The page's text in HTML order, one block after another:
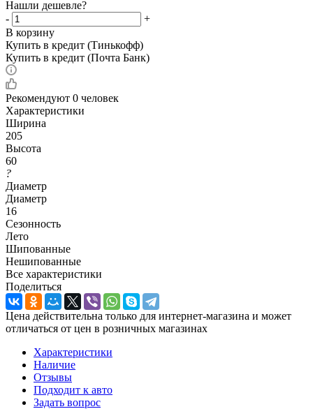
Нашли дешевле?
-
+
В корзину
Купить в кредит (Тинькофф)
Купить в кредит (Почта Банк)
Рекомендуют 0 человек
Характеристики
Ширина
205
Высота
60
?
Диаметр
Диаметр
16
Сезонность
Лето
Шипованные
Нешипованные
Все характеристики
Поделиться
Цена действительна только для интернет-магазина и может
отличаться от цен в розничных магазинах
Характеристики
Наличие
Отзывы
Подходит к авто
Задать вопрос